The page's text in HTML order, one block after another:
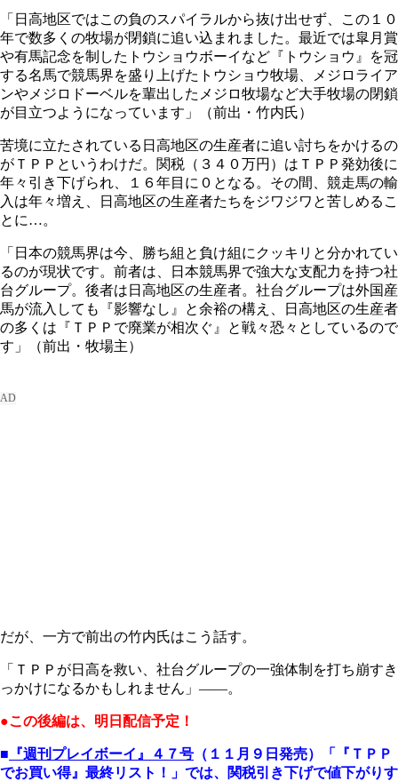
「日高地区ではこの負のスパイラルから抜け出せず、この１０
年で数多くの牧場が閉鎖に追い込まれました。最近では皐月賞
や有馬記念を制したトウショウボーイなど『トウショウ』を冠
する名馬で競馬界を盛り上げたトウショウ牧場、メジロライア
ンやメジロドーベルを輩出したメジロ牧場など大手牧場の閉鎖
が目立つようになっています」（前出・竹内氏）
苦境に立たされている日高地区の生産者に追い討ちをかけるの
がＴＰＰというわけだ。関税（３４０万円）はＴＰＰ発効後に
年々引き下げられ、１６年目に０となる。その間、競走馬の輸
入は年々増え、日高地区の生産者たちをジワジワと苦しめるこ
とに…。
「日本の競馬界は今、勝ち組と負け組にクッキリと分かれてい
るのが現状です。前者は、日本競馬界で強大な支配力を持つ社
台グループ。後者は日高地区の生産者。社台グループは外国産
馬が流入しても『影響なし』と余裕の構え、日高地区の生産者
の多くは『ＴＰＰで廃業が相次ぐ』と戦々恐々としているので
す」（前出・牧場主）
だが、一方で前出の竹内氏はこう話す。
「ＴＰＰが日高を救い、社台グループの一強体制を打ち崩すき
っかけになるかもしれません」――。
●この後編は、明日配信予定！
■ 『週刊プレイボーイ』４７号 （１１月９日発売）「『ＴＰＰ
でお買い得』最終リスト！」では、関税引き下げで値下がりす